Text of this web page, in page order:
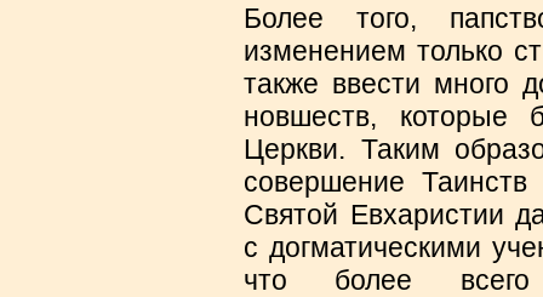
Более того,
изменением только
также ввести много
новшеств, которые
Церкви. Таким
совершение
Святой Евхаристии
с догматическими
что более всего